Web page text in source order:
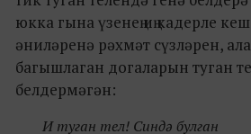
юкка гына үзенең иң кадерле
әниләренә рәхмәт сүзләрен,
багышлаган догаларын туган
белдермәгән:
И туган тел! Синдә булган